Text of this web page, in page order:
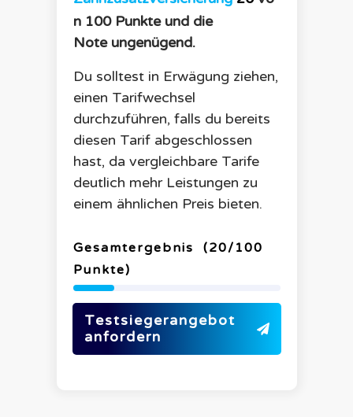
n 100 Punkte und die
Note ungenügend.
Du solltest in Erwägung ziehen,
einen Tarifwechsel
durchzuführen, falls du bereits
diesen Tarif abgeschlossen
hast, da vergleichbare Tarife
deutlich mehr Leistungen zu
einem ähnlichen Preis bieten.
Gesamtergebnis (20/100
Punkte)
Testsiegerangebot
anfordern